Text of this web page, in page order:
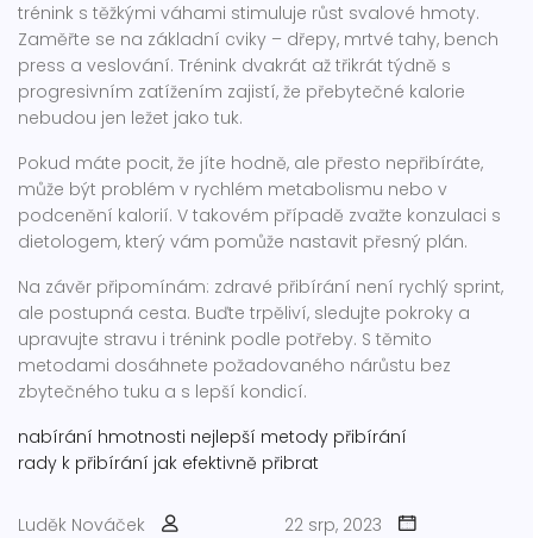
trénink s těžkými váhami stimuluje růst svalové hmoty.
Zaměřte se na základní cviky – dřepy, mrtvé tahy, bench
press a veslování. Trénink dvakrát až třikrát týdně s
progresivním zatížením zajistí, že přebytečné kalorie
nebudou jen ležet jako tuk.
Pokud máte pocit, že jíte hodně, ale přesto nepřibíráte,
může být problém v rychlém metabolismu nebo v
podcenění kalorií. V takovém případě zvažte konzulaci s
dietologem, který vám pomůže nastavit přesný plán.
Na závěr připomínám: zdravé přibírání není rychlý sprint,
ale postupná cesta. Buďte trpěliví, sledujte pokroky a
upravujte stravu i trénink podle potřeby. S těmito
metodami dosáhnete požadovaného nárůstu bez
zbytečného tuku a s lepší kondicí.
nabírání hmotnosti nejlepší metody přibírání
rady k přibírání jak efektivně přibrat
Luděk Nováček
22 srp, 2023